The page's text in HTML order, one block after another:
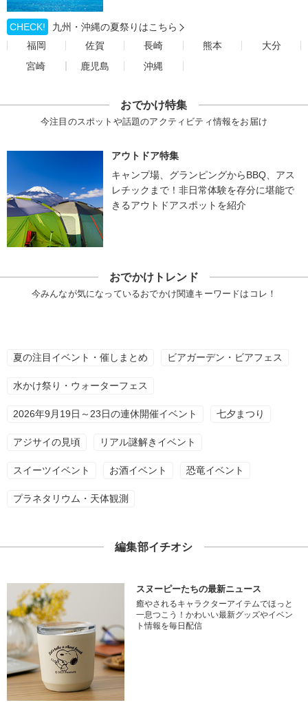
CHECK!
九州・沖縄の夏祭りはこちら
福岡
佐賀 長崎 熊本
大分
宮崎
鹿児島 沖縄
おでかけ特集
今注目のスポットや話題のアクティビティ情報をお届け
アウトドア特集
キャンプ場、グランピングからBBQ、アス
レチックまで！非日常体験を存分に堪能で
きるアウトドアスポットを紹介
おでかけトレンド
今みんなが気になっているおでかけ関連キーワードはコレ！
夏の注目イベント・催しまとめ ビアガーデン・ビアフェス
水かけ祭り・ウォーターフェス
2026年9月19日～23日の連休開催イベント 七夕まつり
アジサイの見頃 リアル謎解きイベント
スイーツイベント お酒イベント 恐竜イベント
プラネタリウム・天体観測
編集部イチオシ
スヌーピーたちの最新ニュース
癒やされるキャラクターアイテムでほっと
一息つこう！かわいい最新グッズやイベン
ト情報を毎日配信